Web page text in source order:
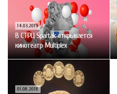
14.03.2019
В СТРЦ Spartak открывается
кинотеатр Multiplex
01.08.2018